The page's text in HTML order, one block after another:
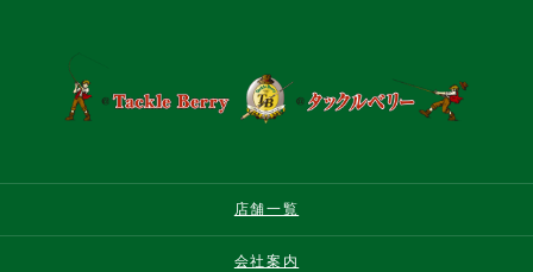
店舗一覧
会社案内